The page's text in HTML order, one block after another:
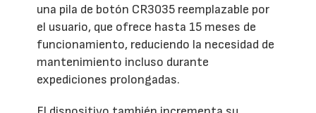
una pila de botón CR3035 reemplazable por
el usuario, que ofrece hasta 15 meses de
funcionamiento, reduciendo la necesidad de
mantenimiento incluso durante
expediciones prolongadas.